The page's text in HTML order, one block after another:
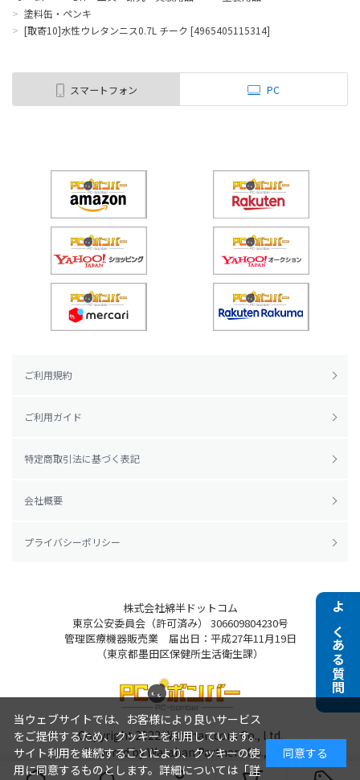
よくある質問
> 塗料缶・ペンキ
> [取寄10]水性ウレタンニス0.7L チーク [4965405115314]
スマートフォン PC
ご利用規約
ご利用ガイド
特定商取引法に基づく表記
会社概要
プライバシーポリシー
株式会社綿半ドットコム
東京公安委員会（許可済み） 306609804230号
管理医療機器販売業 届出日：平成27年11月19日
（東京都墨田区保健所生活衛生課）
Copyright 2022Watahan.com Co., Ltd.
Powered by Watahan Partners Co., Ltd.
当ウェブサイトでは、お客様により良いサービス
をご提供するため、クッキーを利用しています。
サイト利用を継続することにより、クッキーの使
用に同意するものとします。詳細については「詳
同意する